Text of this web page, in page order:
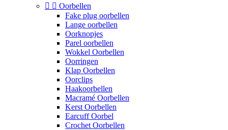
  Oorbellen
Fake plug oorbellen
Lange oorbellen
Oorknopjes
Parel oorbellen
Wokkel Oorbellen
Oorringen
Klap Oorbellen
Oorclips
Haakoorbellen
Macramé Oorbellen
Kerst Oorbellen
Earcuff Oorbel
Crochet Oorbellen